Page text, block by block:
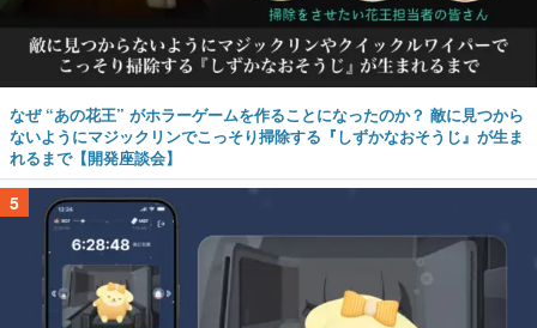
なぜ “あの花王” がホラーゲームを作ることになったのか？ 敵に見つから
ないようにマジックリンでこっそり掃除する『しずかなおそうじ』が生ま
れるまで【開発座談会】
5